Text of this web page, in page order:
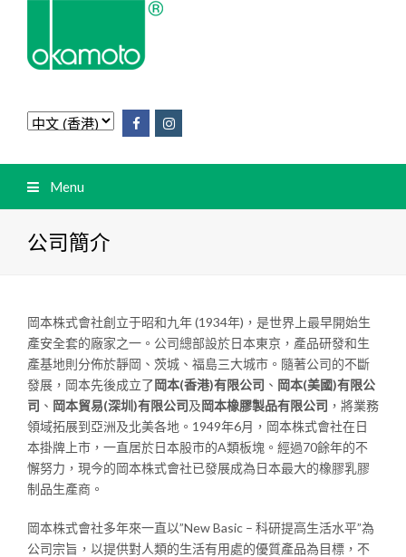
Menu
公司簡介
岡本株式會社創立于昭和九年 (1934年)，是世界上最早開始生
產安全套的廠家之一。公司總部設於日本東京，產品研發和生
產基地則分佈於靜岡、茨城、福島三大城市。隨著公司的不斷
發展，岡本先後成立了岡本(香港)有限公司 、 岡本(美國)有限公
司 、 岡本貿易(深圳)有限公司及岡本橡膠製品有限公司 ，將業務
領域拓展到亞洲及北美各地。1949年6月，岡本株式會社在日
本掛牌上市，一直居於日本股市的A類板塊。經過70餘年的不
懈努力，現今的岡本株式會社已發展成為日本最大的橡膠乳膠
制品生產商。
岡本株式會社多年來一直以”New Basic – 科研提高生活水平”為
公司宗旨，以提供對人類的生活有用處的優質產品為目標，不